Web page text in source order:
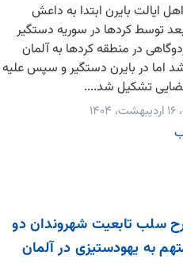
ایالت بایرن ابتدا به داعش
توسط کردها در سوریه دستگیر
در منطقه کردها به آلمان
شد اما در بایرن دستگیر و سپس علیه
قضایی تشکیل شد....
سلب تابعیت شهروندان دو
به یهودستیزی در آلمان